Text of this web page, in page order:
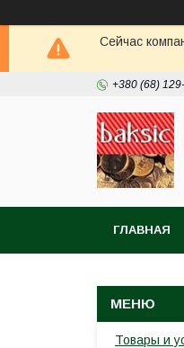
Сейчас
+380 (68)
ГЛАВНАЯ
Товары и